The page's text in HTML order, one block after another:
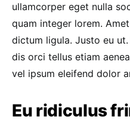
ullamcorper eget nulla
quam integer lorem.
dictum ligula. Justo eu
dis orci tellus etiam
vel ipsum eleifend dolor
Eu ridiculus